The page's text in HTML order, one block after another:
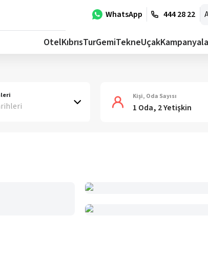
WhatsApp 444 28 22
OtelKıbrısTurGemiTekneUçak
Kişi, Oda Sayısı
1 Oda, 2 Yetişkin